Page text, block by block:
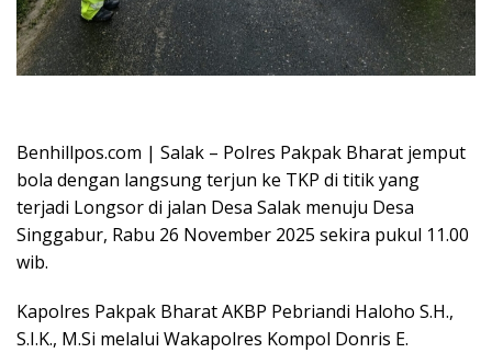
Benhillpos.com | Salak – Polres Pakpak Bharat jemput
bola dengan langsung terjun ke TKP di titik yang
terjadi Longsor di jalan Desa Salak menuju Desa
Singgabur, Rabu 26 November 2025 sekira pukul 11.00
wib.
Kapolres Pakpak Bharat AKBP Pebriandi Haloho S.H.,
S.I.K., M.Si melalui Wakapolres Kompol Donris E.